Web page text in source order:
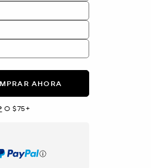
AHORA
O $75+